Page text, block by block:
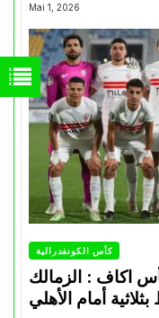
Mai 1, 2026
كأس الكونفدرالية
اكاف : الزمالك